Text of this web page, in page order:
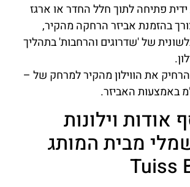
פתיחה לתוך חלל החדר או ארגז
בהזמנת אביזר הרחקה מהקיר,
של 'שדרוגים והרחבות' בתהליך
את הווילון מהקיר למרחק של –
אודות וילונות
מבית המותג
Tuiss